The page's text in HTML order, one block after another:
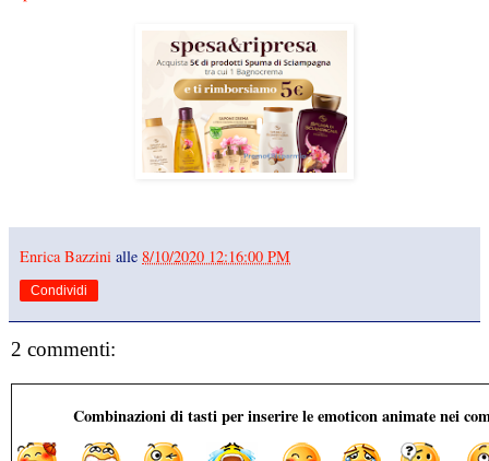
Enrica Bazzini alle 8/10/2020 12:16:00 PM
Condividi
2 commenti:
Combinazioni di tasti per inserire le emoticon animate nei